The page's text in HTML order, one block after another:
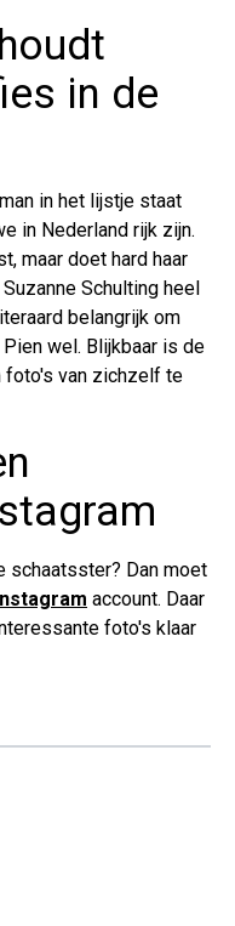
in de
in het lijstje staat
in Nederland rijk zijn.
maar doet hard haar
Schulting heel
belangrijk om
wel. Blijkbaar is de
foto's van zichzelf te
schaatsster? Dan moet
Instagram account. Daar
foto's klaar